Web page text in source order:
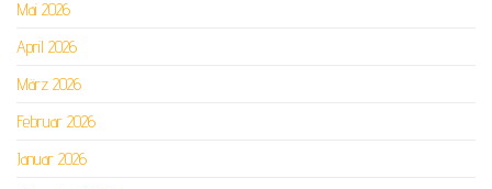
Mai 2026
April 2026
März 2026
Februar 2026
Januar 2026